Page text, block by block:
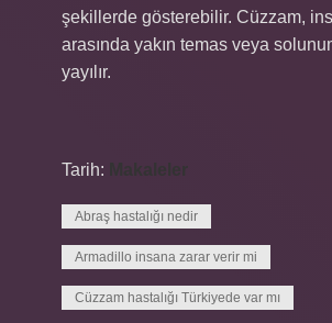
şekillerde gösterebilir. Cüzzam,
arasında yakın temas veya
yayılır.
Tarih:
Abraş hastalığı nedir
Armadillo insana zarar verir mi
Cüzzam hastalığı Türkiyede var mı